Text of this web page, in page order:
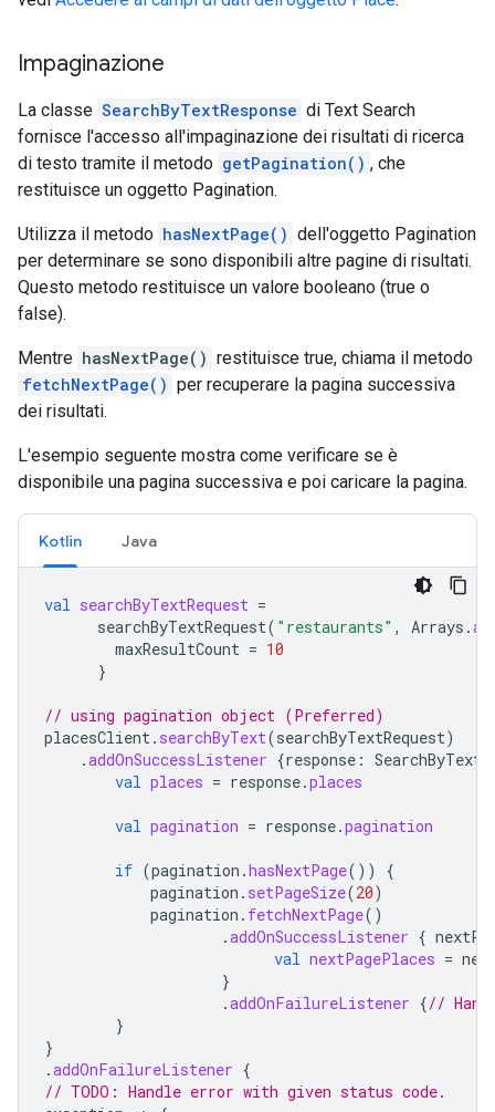
Impaginazione
La classe SearchByTextResponse di Text Search
fornisce l'accesso all'impaginazione dei risultati di ricerca
di testo tramite il metodo getPagination() , che
restituisce un oggetto Pagination.
Utilizza il metodo hasNextPage() dell'oggetto Pagination
per determinare se sono disponibili altre pagine di risultati.
Questo metodo restituisce un valore booleano (true o
false).
Mentre hasNextPage() restituisce true, chiama il metodo
fetchNextPage() per recuperare la pagina successiva
dei risultati.
L'esempio seguente mostra come verificare se è
disponibile una pagina successiva e poi caricare la pagina.
Kotlin Java
val searchByTextRequest =
searchByTextRequest( "restaurants" , Arrays .
maxResultCount = 10
}
// using pagination object (Preferred)
placesClient. searchByText(searchByTextRequest)
.addOnSuccessListener {response :
val places = response.places
val pagination = response.pagination
if (pagination .hasNextPage())
{
pagination . setPageSize(20)
pagination . fetchNextPage()
.addOnSuccessListener {
val nextPagePlaces =
}
.addOnFailureListener {//
}
}
.addOnFailureListener {
// TODO: Handle error with given status code.